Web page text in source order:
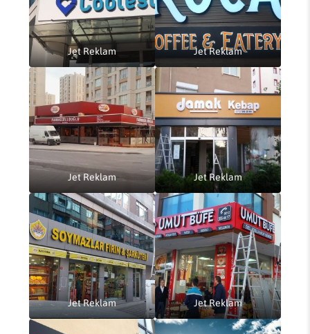
Jet Reklam Jet Reklam
Jet Reklam Jet Reklam
Jet Reklam Jet Reklam